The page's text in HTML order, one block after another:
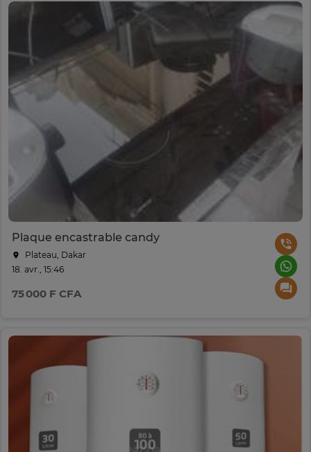
Plaque encastrable candy
Plateau, Dakar
18. avr., 15:46
75 000 F CFA